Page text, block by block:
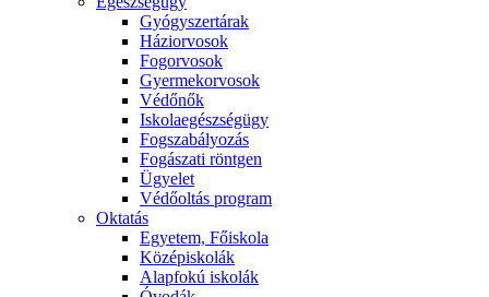
Gyógyszertárak
Háziorvosok
Fogorvosok
Gyermekorvosok
Védőnők
Iskolaegészségügy
Fogszabályozás
Fogászati röntgen
Ügyelet
Védőoltás program
Oktatás
Egyetem, Főiskola
Középiskolák
Alapfokú iskolák